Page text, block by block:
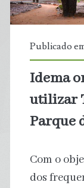
Publicado
Idema
utilizar
Parque
Com o
dos